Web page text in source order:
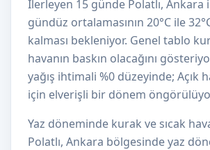
İlerleyen 15 günde Polatlı, Ankara
gündüz ortalamasının 20°C ile
kalması bekleniyor. Genel tablo
havanın baskın olacağını
yağış ihtimali %0 düzeyinde; Açık
için elverişli bir dönem
Yaz döneminde kurak ve sıcak
Polatlı, Ankara bölgesinde yaz